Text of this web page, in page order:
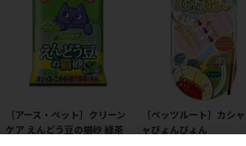
［アース・ペット］クリーン
ケア えんどう豆の猫砂 緑茶
［ペッツルート］カシ
ャびょんびょん